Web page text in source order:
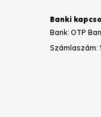
Banki
Bank: OTP
Számlaszám: